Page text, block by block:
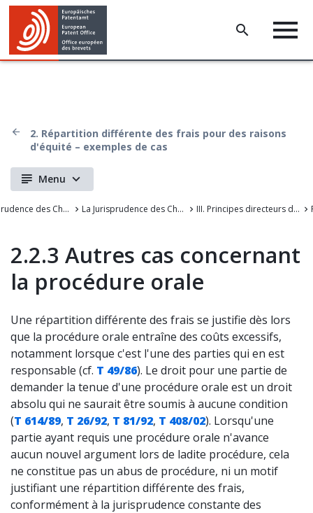
2. Répartition différente des frais pour des raisons
d'équité – exemples de cas
Menu
La Jurisprudence des Chambers de recours de l'OEB La Jurisprudence des Chambres de recours de l'Office européen des brevets III. Principes directeurs de la procédure devant l'OEB
2.2.3 Autres cas concernant
la procédure orale
Une répartition différente des frais se justifie dès lors
que la procédure orale entraîne des coûts excessifs,
notamment lorsque c'est l'une des parties qui en est
responsable (cf. T 49/86). Le droit pour une partie de
demander la tenue d'une procédure orale est un droit
absolu qui ne saurait être soumis à aucune condition
(T 614/89, T 26/92, T 81/92, T 408/02). Lorsqu'une
partie ayant requis une procédure orale n'avance
aucun nouvel argument lors de ladite procédure, cela
ne constitue pas un abus de procédure, ni un motif
justifiant une répartition différente des frais,
conformément à la jurisprudence constante des